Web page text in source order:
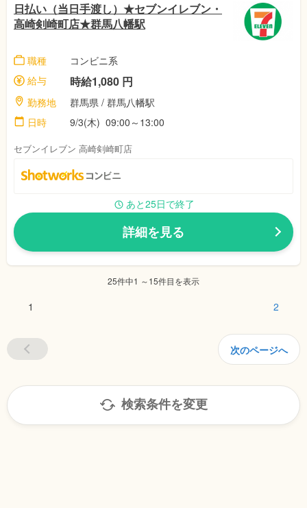
日払い（当日手渡し）★セブンイレブン・
高崎剣崎町店★群馬八幡駅
職種
コンビニ系
給与
時給1,080 円
勤務地
群馬県 / 群馬八幡駅
日時
9/3(木) 09:00～13:00
セブンイレブン 高崎剣崎町店
あと25日で終了
詳細を見る
25件中1 ～15件目を表示
1 2
次のページへ
検索条件を変更